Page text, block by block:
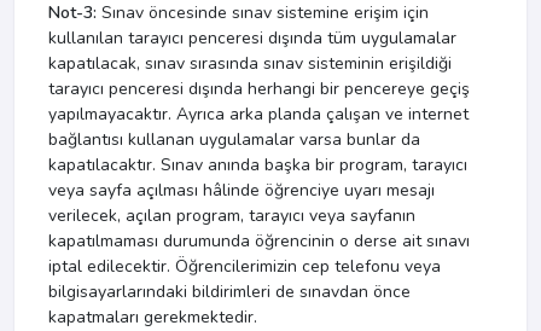
Not-3: Sınav öncesinde sınav sistemine erişim için
kullanılan tarayıcı penceresi dışında tüm uygulamalar
kapatılacak, sınav sırasında sınav sisteminin erişildiği
tarayıcı penceresi dışında herhangi bir pencereye geçiş
yapılmayacaktır. Ayrıca arka planda çalışan ve internet
bağlantısı kullanan uygulamalar varsa bunlar da
kapatılacaktır. Sınav anında başka bir program, tarayıcı
veya sayfa açılması hâlinde öğrenciye uyarı mesajı
verilecek, açılan program, tarayıcı veya sayfanın
kapatılmaması durumunda öğrencinin o derse ait sınavı
iptal edilecektir. Öğrencilerimizin cep telefonu veya
bilgisayarlarındaki bildirimleri de sınavdan önce
kapatmaları gerekmektedir.